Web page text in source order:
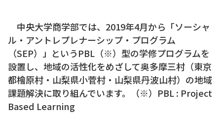
中央大学商学部では、2019年4月から「ソーシャ
ル・アントレプレナーシップ・プログラム
（SEP）」というPBL（※）型の学修プログラムを
設置し、地域の活性化をめざして奥多摩三村（東京
都檜原村・山梨県小菅村・山梨県丹波山村）の地域
課題解決に取り組んでいます。（※）PBL : Project
Based Learning